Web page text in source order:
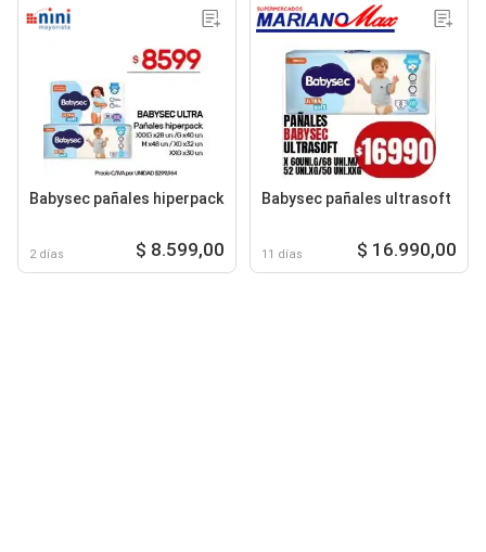
Babysec pañales hiperpack
2 días $ 8.599,00
Babysec pañales ultrasoft
11 días $ 16.990,00